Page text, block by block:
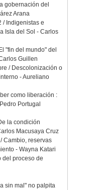
gobernación del
Arana
/ Indigenistas e
Isla del Sol - Carlos
"fin del mundo" del
Guillen
/ Descolonización o
- Aureliano
como liberación :
Portugal
la condición
Macusaya Cruz
Cambio, reservas
- Wayna Katari
del proceso de
sin mal" no palpita